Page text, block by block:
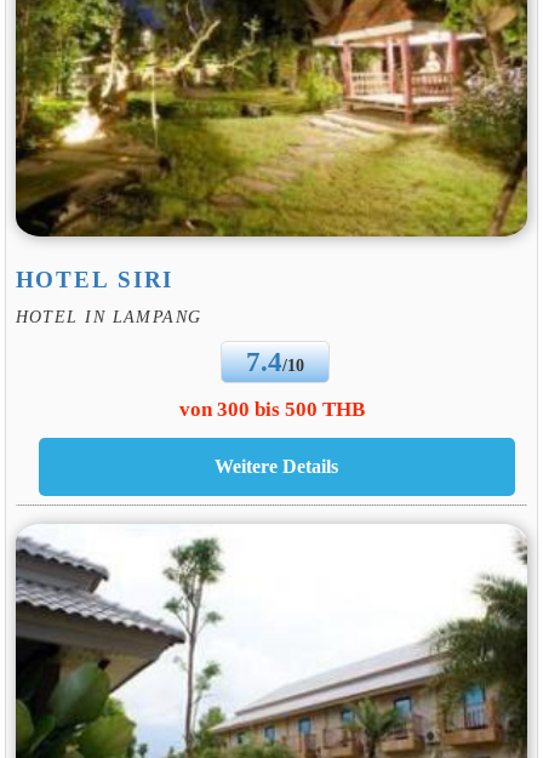
HOTEL SIRI
HOTEL IN LAMPANG
7.4/10
von 300 bis 500 THB